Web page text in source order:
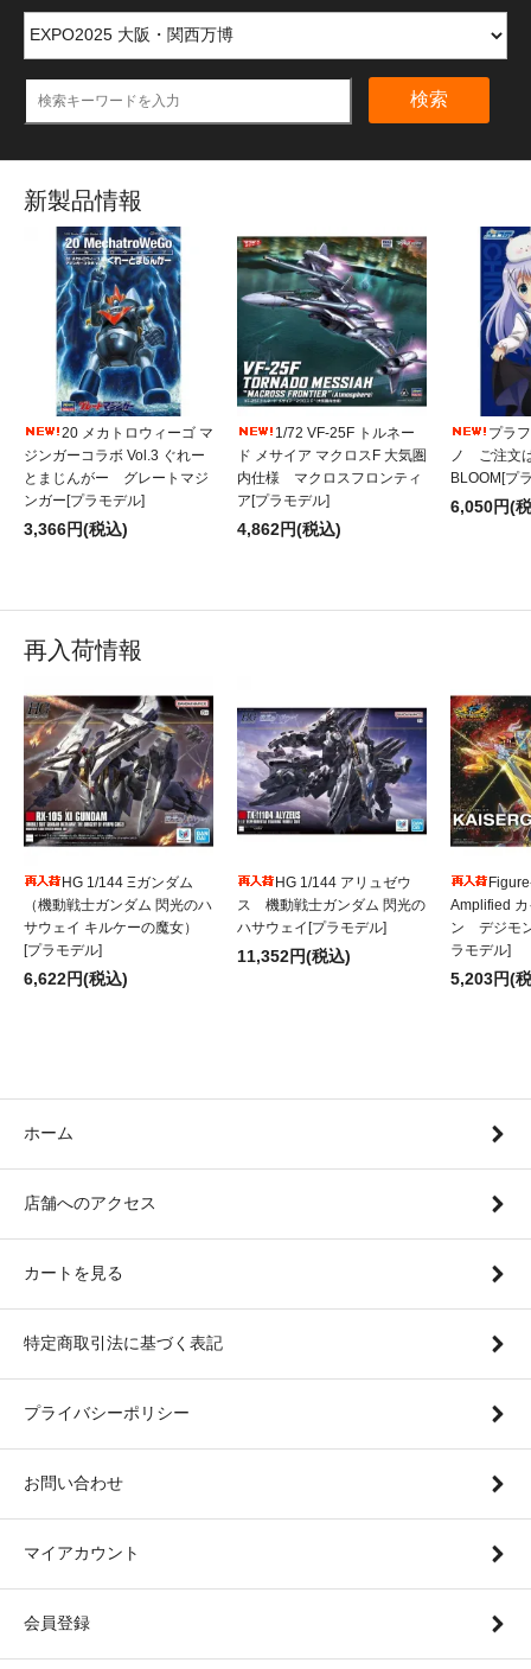
検索
新製品情報
20 メカトロウィーゴ マ
ジンガーコラボ Vol.3 ぐれー
とまじんがー グレートマジ
ンガー[プラモデル]
3,366円(税込)
1/72 VF-25F トルネー
ド メサイア マクロスF 大気圏
内仕様 マクロスフロンティ
ア[プラモデル]
4,862円(税込)
プラ
ノ ご注文
BLOOM[プ
6,050円(
再入荷情報
HG 1/144 Ξガンダム
（機動戦士ガンダム 閃光のハ
サウェイ キルケーの魔女）
[プラモデル]
6,622円(税込)
HG 1/144 アリュゼウ
ス 機動戦士ガンダム 閃光の
ハサウェイ[プラモデル]
11,352円(税込)
Amplified
ン デジモ
ラモデル]
5,203円(
ホーム
店舗へのアクセス
カートを見る
特定商取引法に基づく表記
プライバシーポリシー
お問い合わせ
マイアカウント
会員登録